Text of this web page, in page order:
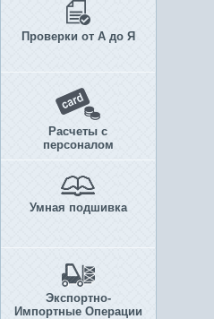
Проверки от А до Я
Расчеты с
персоналом
Умная подшивка
Экспортно-
Импортные Операции